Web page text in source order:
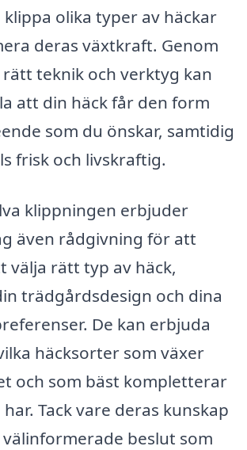
klippa olika typer av häckar
deras växtkraft. Genom
teknik och verktyg kan
att din häck får den form
som du önskar, samtidig
frisk och livskraftig.
klippningen erbjuder
även rådgivning för att
välja rätt typ av häck,
trädgårdsdesign och dina
De kan erbjuda
häcksorter som växer
och som bäst kompletterar
Tack vare deras kunskap
beslut som